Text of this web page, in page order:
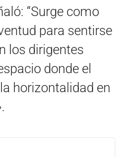
“Surge como
para sentirse
los dirigentes
donde el
horizontalidad en